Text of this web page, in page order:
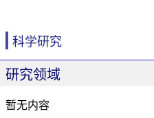
科学研究
研究领域
暂无内容